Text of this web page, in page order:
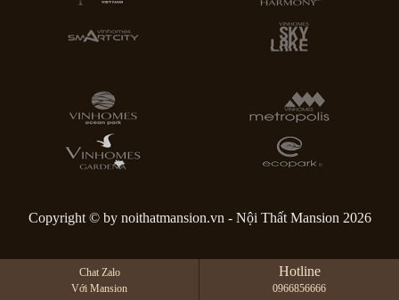
Copyright © by noithatmansion.vn - Nội Thất Mansion 2026
Chat Zalo
Với Mansion
Hotline
0966856666